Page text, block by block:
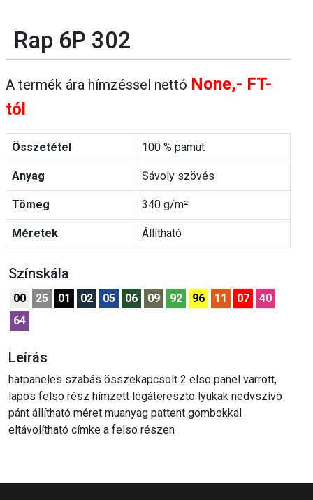
Rap 6P 302
A termék ára hímzéssel nettó None,- FT-
tól
Összetétel 100 % pamut
Anyag Sávoly szövés
Tömeg 340 g/m²
Méretek Állítható
Színskála
00 25 01 02 05 06 09 92 96 11 07
40
64
Leírás
hatpaneles szabás összekapcsolt 2 elso panel varrott,
lapos felso rész hímzett légátereszto lyukak nedvszívó
pánt állítható méret muanyag pattent gombokkal
eltávolítható címke a felso részen